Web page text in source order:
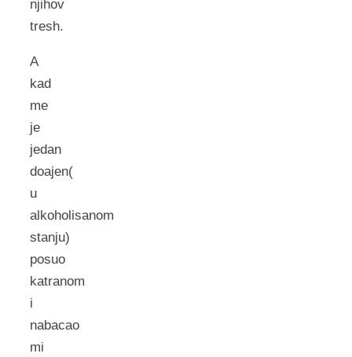
njihov
tresh.
A
kad
me
je
jedan
doajen(
u
alkoholisanom
stanju)
posuo
katranom
i
nabacao
mi